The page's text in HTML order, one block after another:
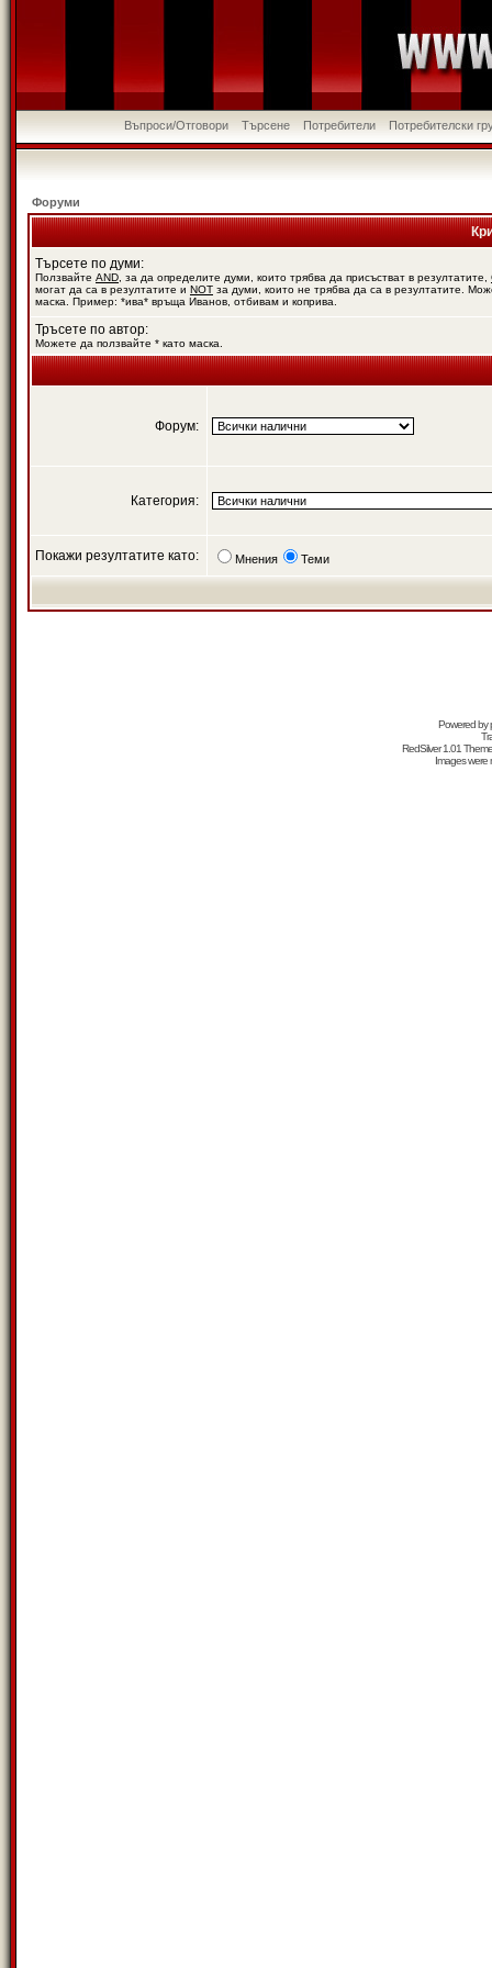
Въпроси/Отговори Търсене Потребители Потребителски
Форуми
Търсете по думи:
Ползвайте AND , за да определите думи, които трябва да присъстват в резултатите,
могат да са в резултатите и NOT за думи, които не трябва да са в резултатите.
маска. Пример: *ива* връща Иванов, отбивам и коприва.
Тръсете по автор:
Можете да ползвайте * като маска.
Форум:
Категория:
Покажи резултатите като: Мнения Теми
Powered by
RedSilver 1.01
Images were